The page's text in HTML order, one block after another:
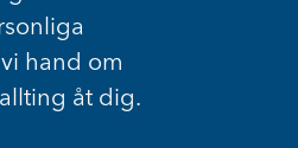
hand om
åt dig.